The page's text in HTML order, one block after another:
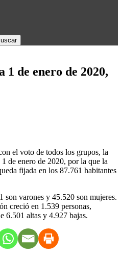
de enero de 2020,
el voto de todos los grupos, la
de enero de 2020, por la que la
fijada en los 87.761 habitantes
son varones y 45.520 son mujeres.
creció en 1.539 personas,
6.501 altas y 4.927 bajas.